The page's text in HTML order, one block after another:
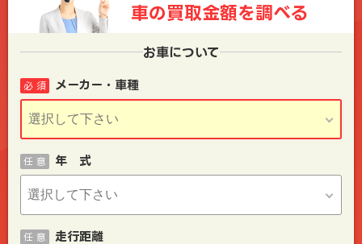
車の買取金額を調べる
お車について
メーカー・車種
必 須
年 式
任 意
走行距離
任 意